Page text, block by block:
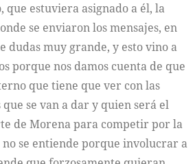
que estuviera asignado a él, la
se enviaron los mensajes, en
dudas muy grande, y esto vino a
porque nos damos cuenta de que
que tiene que ver con las
se van a dar y quien será el
de Morena para competir por la
se entiende porque involucrar a